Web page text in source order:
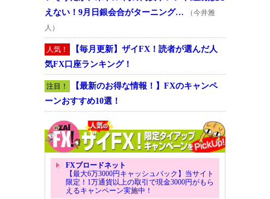
えない！9月日銀会合がターニング…
（今井雅
人）
人気！
【毎月更新】ザイFX！読者が選んだ人
気FX口座ランキング！
注目！
【最新のお得な情報！】FXのキャンペ
ーンおすすめ10選！
FXブロードネット
【最大6万3000円キャッシュバック】当サイト
限定！1万通貨以上の取引で現金3000円がもら
えるキャンペーン実施中！